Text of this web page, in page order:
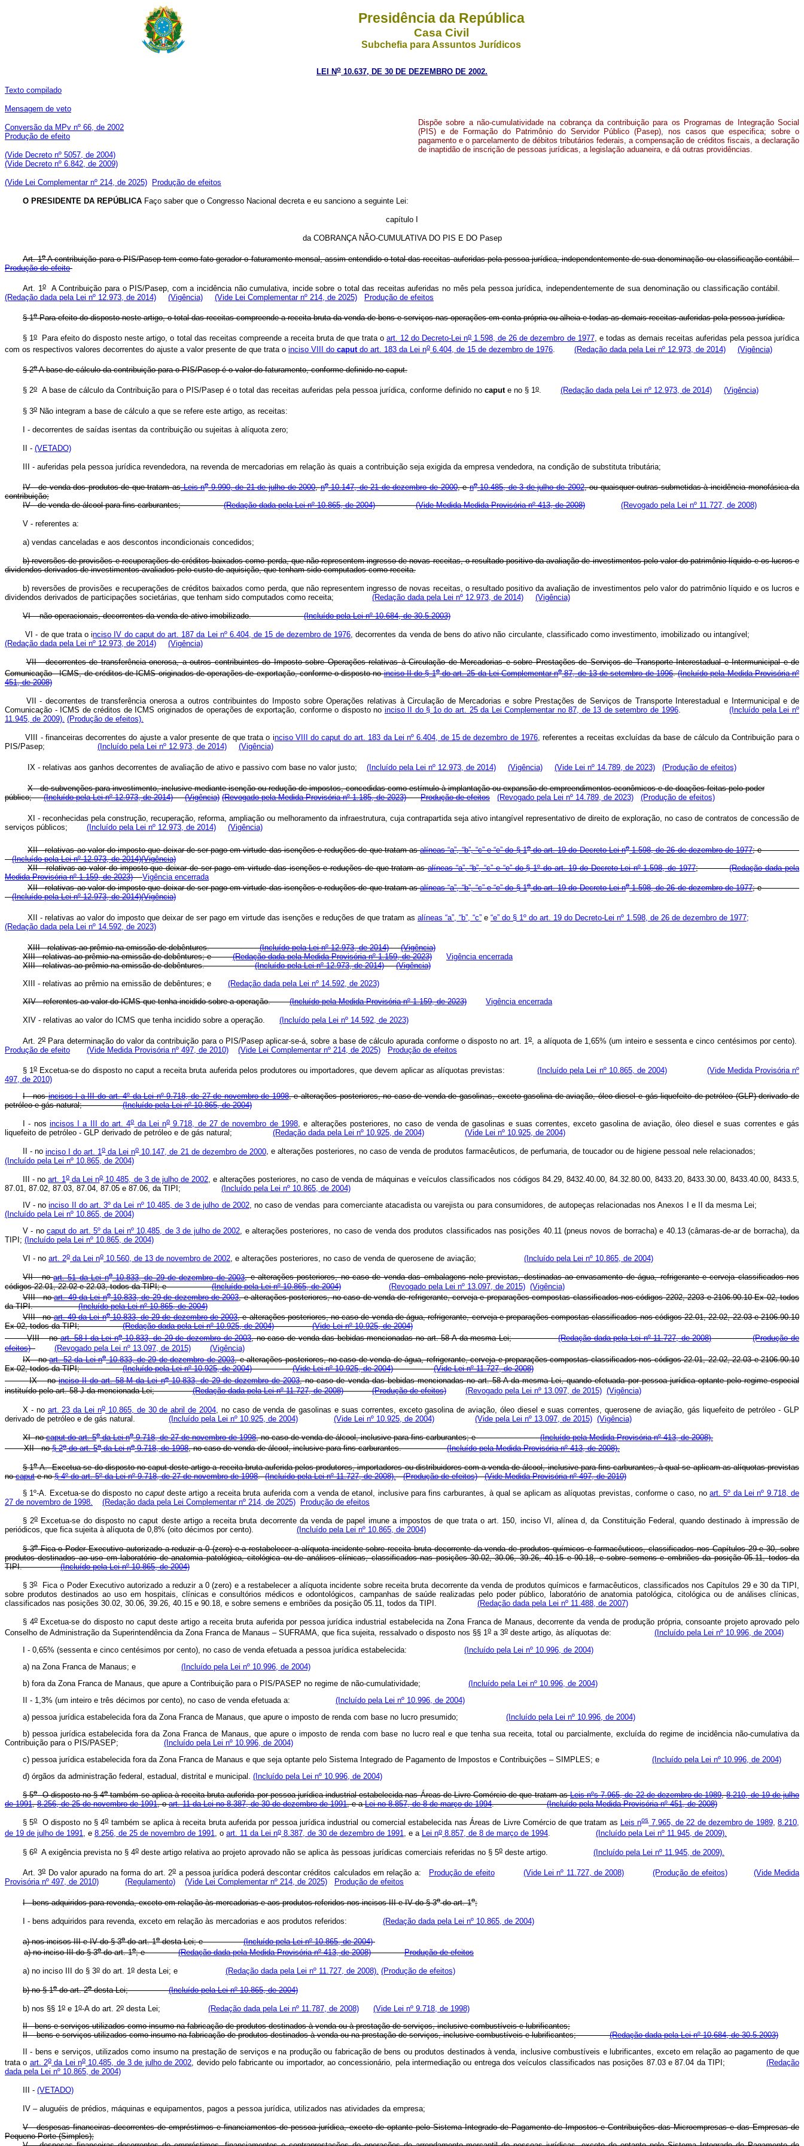
Presidência da República
Casa Civil
Subchefia para Assuntos Jurídicos
LEI No 10.637, DE 30 DE DEZEMBRO DE 2002.
Texto compilado
Mensagem de veto
Conversão da MPv nº 66, de 2002
Produção de efeito
(Vide Decreto nº 5057, de 2004)
(Vide Decreto nº 6.842, de 2009)
(Vide Lei Complementar nº 214, de 2025) Produção de efeitos
Dispõe sobre a não-cumulatividade na cobrança da contribuição para os Programas de Integração Social
(PIS) e de Formação do Patrimônio do Servidor Público (Pasep), nos casos que especifica; sobre o
pagamento e o parcelamento de débitos tributários federais, a compensação de créditos fiscais, a declaração
de inaptidão de inscrição de pessoas jurídicas, a legislação aduaneira, e dá outras providências.
O PRESIDENTE DA REPÚBLICA Faço saber que o Congresso Nacional decreta e eu sanciono a seguinte Lei:
capítulo I
da COBRANÇA NÃO-CUMULATIVA DO PIS E DO Pasep
Art. 1oA contribuição para o PIS/Pasep tem como fato gerador o faturamento mensal, assim entendido o total das receitas auferidas pela pessoa jurídica, independentemente de sua denominação ou classificação contábil.
Produção de efeito
Art. 1oA Contribuição para o PIS/Pasep, com a incidência não cumulativa, incide sobre o total das receitas auferidas no mês pela pessoa jurídica, independentemente de sua denominação ou classificação contábil.
(Redação dada pela Lei nº 12.973, de 2014)
(Vigência) (Vide Lei Complementar nº 214, de 2025) Produção de efeitos
§ 1oPara efeito do disposto neste artigo, o total das receitas compreende a receita bruta da venda de bens e serviços nas operações em conta própria ou alheia e todas as demais receitas auferidas pela pessoa jurídica.
§ 1o Para efeito do disposto neste artigo, o total das receitas compreende a receita bruta de que trata oart. 12 do Decreto-Lei no1.598, de 26 de dezembro de 1977, e todas as demais receitas auferidas pela pessoa jurídica
com os respectivos valores decorrentes do ajuste a valor presente de que trata o inciso VIII do caputdo art. 183 da Lei no 6.404, de 15 de dezembro de 1976. (Redação dada pela Lei nº 12.973, de 2014) (Vigência)
§ 2oA base de cálculo da contribuição para o PIS/Pasep é o valor do faturamento, conforme definido no caput.
§ 2o A base de cálculo da Contribuição para o PIS/Pasep é o total das receitas auferidas pela pessoa jurídica, conforme definido no capute no § 1o. (Redação dada pela Lei nº 12.973, de 2014) (Vigência)
§ 3o Não integram a base de cálculo a que se refere este artigo, as receitas:
I - decorrentes de saídas isentas da contribuição ou sujeitas à alíquota zero;
II - (VETADO)
III - auferidas pela pessoa jurídica revendedora, na revenda de mercadorias em relação às quais a contribuição seja exigida da empresa vendedora, na condição de substituta tributária;
IV - de venda dos produtos de que tratam asLeis no9.990, de 21 de julho de 2000,no10.147, de 21 de dezembro de 2000, eno10.485, de 3 de julho de 2002, ou quaisquer outras submetidas à incidência monofásica da
contribuição;
IV - de venda de álcool para fins carburantes;(Redação dada pela Lei nº 10.865, de 2004) (Vide Medida Medida Provisória nº 413, de 2008) (Revogado pela Lei nº 11.727, de 2008)
V - referentes a:
a) vendas canceladas e aos descontos incondicionais concedidos;
b) reversões de provisões e recuperações de créditos baixados como perda, que não representem ingresso de novas receitas, o resultado positivo da avaliação de investimentos pelo valor do patrimônio líquido e os lucros e
dividendos derivados de investimentos avaliados pelo custo de aquisição, que tenham sido computados como receita.
b) reversões de provisões e recuperações de créditos baixados como perda, que não representem ingresso de novas receitas, o resultado positivo da avaliação de investimentos pelo valor do patrimônio líquido e os lucros e
dividendos derivados de participações societárias, que tenham sido computados como receita; (Redação dada pela Lei nº 12.973, de 2014) (Vigência)
VI – não operacionais, decorrentes da venda de ativo imobilizado.(Incluído pela Lei nº 10.684, de 30.5.2003)
VI - de que trata o inciso IV do caput do art. 187 da Lei nº 6.404, de 15 de dezembro de 1976, decorrentes da venda de bens do ativo não circulante, classificado como investimento, imobilizado ou intangível;
(Redação dada pela Lei nº 12.973, de 2014)
(Vigência)
VII - decorrentes de transferência onerosa, a outros contribuintes do Imposto sobre Operações relativas à Circulação de Mercadorias e sobre Prestações de Serviços de Transporte Interestadual e Intermunicipal e de
Comunicação - ICMS, de créditos de ICMS originados de operações de exportação, conforme o disposto noinciso II do § 1odo art. 25 da Lei Complementar no87, de 13 de setembro de 1996.(Incluído pela Medida Provisória nº
451, de 2008)
VII - decorrentes de transferência onerosa a outros contribuintes do Imposto sobre Operações relativas à Circulação de Mercadorias e sobre Prestações de Serviços de Transporte Interestadual e Intermunicipal e de
Comunicação - ICMS de créditos de ICMS originados de operações de exportação, conforme o disposto no inciso II do § 1o do art. 25 da Lei Complementar no 87, de 13 de setembro de 1996.(Incluído pela Lei nº
11.945, de 2009). (Produção de efeitos).
VIII - financeiras decorrentes do ajuste a valor presente de que trata o inciso VIII do caput do art. 183 da Lei nº 6.404, de 15 de dezembro de 1976, referentes a receitas excluídas da base de cálculo da Contribuição para o
PIS/Pasep; (Incluído pela Lei nº 12.973, de 2014) (Vigência)
IX - relativas aos ganhos decorrentes de avaliação de ativo e passivo com base no valor justo; (Incluído pela Lei nº 12.973, de 2014) (Vigência) (Vide Lei nº 14.789, de 2023) (Produção de efeitos)
X - de subvenções para investimento, inclusive mediante isenção ou redução de impostos, concedidas como estímulo à implantação ou expansão de empreendimentos econômicos e de doações feitas pelo poder
público;(Incluído pela Lei nº 12.973, de 2014) (Vigência) (Revogado pela Medida Provisória nº 1.185, de 2023) Produção de efeitos (Revogado pela Lei nº 14.789, de 2023) (Produção de efeitos)
XI - reconhecidas pela construção, recuperação, reforma, ampliação ou melhoramento da infraestrutura, cuja contrapartida seja ativo intangível representativo de direito de exploração, no caso de contratos de concessão de
serviços públicos; (Incluído pela Lei nº 12.973, de 2014) (Vigência)
XII - relativas ao valor do imposto que deixar de ser pago em virtude das isenções e reduções de que tratam asalíneas “a”, “b”, “c” e “e” do § 1odo art. 19 do Decreto-Lei no1.598, de 26 de dezembro de 1977; e
(Incluído pela Lei nº 12.973, de 2014)(Vigência)
XII - relativas ao valor do imposto que deixar de ser pago em virtude das isenções e reduções de que tratam asalíneas “a”, “b”, “c” e “e” do § 1º do art. 19 do Decreto-Lei nº 1.598, de 1977;(Redação dada pela
Medida Provisória nº 1.159, de 2023)
Vigência encerrada
XII - relativas ao valor do imposto que deixar de ser pago em virtude das isenções e reduções de que tratam asalíneas “a”, “b”, “c” e “e” do § 1odo art. 19 do Decreto-Lei no1.598, de 26 de dezembro de 1977; e
(Incluído pela Lei nº 12.973, de 2014)(Vigência)
XII - relativas ao valor do imposto que deixar de ser pago em virtude das isenções e reduções de que tratam as alíneas “a”, “b”, “c” e “e” do § 1º do art. 19 do Decreto-Lei nº 1.598, de 26 de dezembro de 1977;
(Redação dada pela Lei nº 14.592, de 2023)
XIII - relativas ao prêmio na emissão de debêntures.(Incluído pela Lei nº 12.973, de 2014)
(Vigência)
XIII - relativas ao prêmio na emissão de debêntures; e(Redação dada pela Medida Provisória nº 1.159, de 2023)
Vigência encerrada
XIII - relativas ao prêmio na emissão de debêntures.(Incluído pela Lei nº 12.973, de 2014)
(Vigência)
XIII - relativas ao prêmio na emissão de debêntures; e (Redação dada pela Lei nº 14.592, de 2023)
XIV - referentes ao valor do ICMS que tenha incidido sobre a operação.(Incluído pela Medida Provisória nº 1.159, de 2023) Vigência encerrada
XIV - relativas ao valor do ICMS que tenha incidido sobre a operação. (Incluído pela Lei nº 14.592, de 2023)
Art. 2oPara determinação do valor da contribuição para o PIS/Pasep aplicar-se-á, sobre a base de cálculo apurada conforme o disposto no art. 1o, a alíquota de 1,65% (um inteiro e sessenta e cinco centésimos por cento).
Produção de efeito
(Vide Medida Provisória nº 497, de 2010) (Vide Lei Complementar nº 214, de 2025) Produção de efeitos
§ 1oExcetua-se do disposto no caput a receita bruta auferida pelos produtores ou importadores, que devem aplicar as alíquotas previstas:(Incluído pela Lei nº 10.865, de 2004)
(Vide Medida Provisória nº
497, de 2010)
I - nosincisos I a III do art. 4º da Lei nº 9.718, de 27 de novembro de 1998, e alterações posteriores, no caso de venda de gasolinas, exceto gasolina de aviação, óleo diesel e gás liquefeito de petróleo (GLP) derivado de
petróleo e gás natural;(Incluído pela Lei nº 10.865, de 2004)
I - nos incisos I a III do art. 4oda Lei no9.718, de 27 de novembro de 1998, e alterações posteriores, no caso de venda de gasolinas e suas correntes, exceto gasolina de aviação, óleo diesel e suas correntes e gás
liquefeito de petróleo - GLP derivado de petróleo e de gás natural; (Redação dada pela Lei nº 10.925, de 2004) (Vide Lei nº 10.925, de 2004)
II - noinciso I do art. 1oda Lei no10.147, de 21 de dezembro de 2000, e alterações posteriores, no caso de venda de produtos farmacêuticos, de perfumaria, de toucador ou de higiene pessoal nele relacionados;
(Incluído pela Lei nº 10.865, de 2004)
III - noart. 1oda Lei no10.485, de 3 de julho de 2002, e alterações posteriores, no caso de venda de máquinas e veículos classificados nos códigos 84.29, 8432.40.00, 84.32.80.00, 8433.20, 8433.30.00, 8433.40.00, 8433.5,
87.01, 87.02, 87.03, 87.04, 87.05 e 87.06, da TIPI; (Incluído pela Lei nº 10.865, de 2004)
IV - noinciso II do art. 3º da Lei nº 10.485, de 3 de julho de 2002, no caso de vendas para comerciante atacadista ou varejista ou para consumidores, de autopeças relacionadas nos Anexos I e II da mesma Lei;
(Incluído pela Lei nº 10.865, de 2004)
V - no caput do art. 5º da Lei nº 10.485, de 3 de julho de 2002, e alterações posteriores, no caso de venda dos produtos classificados nas posições 40.11 (pneus novos de borracha) e 40.13 (câmaras-de-ar de borracha), da
TIPI; (Incluído pela Lei nº 10.865, de 2004)
VI - no art. 2o da Lei no 10.560, de 13 de novembro de 2002, e alterações posteriores, no caso de venda de querosene de aviação; (Incluído pela Lei nº 10.865, de 2004)
VII - noart. 51 da Lei no10.833, de 29 de dezembro de 2003, e alterações posteriores, no caso de venda das embalagens nele previstas, destinadas ao envasamento de água, refrigerante e cerveja classificados nos
códigos 22.01, 22.02 e 22.03, todos da TIPI; e(Incluído pela Lei nº 10.865, de 2004) (Revogado pela Lei nº 13.097, de 2015) (Vigência)
VIII - noart. 49 da Lei no10.833, de 29 de dezembro de 2003, e alterações posteriores, no caso de venda de refrigerante, cerveja e preparações compostas classificados nos códigos 2202, 2203 e 2106.90.10 Ex 02, todos
da TIPI.(Incluído pela Lei nº 10.865, de 2004)
VIII - noart. 49 da Lei no10.833, de 29 de dezembro de 2003, e alterações posteriores, no caso de venda de água, refrigerante, cerveja e preparações compostas classificados nos códigos 22.01, 22.02, 22.03 e 2106.90.10
Ex 02, todos da TIPI;(Redação dada pela Lei nº 10.925, de 2004)
(Vide Lei nº 10.925, de 2004)
VIII – noart. 58-I da Lei no10.833, de 29 de dezembro de 2003, no caso de venda das bebidas mencionadas no art. 58-A da mesma Lei;(Redação dada pela Lei nº 11.727, de 2008)
(Produção de
efeitos)
(Revogado pela Lei nº 13.097, de 2015)
(Vigência)
IX - noart. 52 da Lei no10.833, de 29 de dezembro de 2003, e alterações posteriores, no caso de venda de água, refrigerante, cerveja e preparações compostas classificados nos códigos 22.01, 22.02, 22.03 e 2106.90.10
Ex 02, todos da TIPI;(Incluído pela Lei nº 10.925, de 2004) (Vide Lei nº 10.925, de 2004)
(Vide Lei nº 11.727, de 2008)
IX – noinciso II do art. 58-M da Lei no10.833, de 29 de dezembro de 2003, no caso de venda das bebidas mencionadas no art. 58-A da mesma Lei, quando efetuada por pessoa jurídica optante pelo regime especial
instituído pelo art. 58-J da mencionada Lei;(Redação dada pela Lei nº 11.727, de 2008) (Produção de efeitos) (Revogado pela Lei nº 13.097, de 2015) (Vigência)
X - no art. 23 da Lei no10.865, de 30 de abril de 2004, no caso de venda de gasolinas e suas correntes, exceto gasolina de aviação, óleo diesel e suas correntes, querosene de aviação, gás liquefeito de petróleo - GLP
derivado de petróleo e de gás natural. (Incluído pela Lei nº 10.925, de 2004) (Vide Lei nº 10.925, de 2004) (Vide pela Lei nº 13.097, de 2015) (Vigência)
XInocaput do art. 5oda Lei no9.718, de 27 de novembro de 1998, no caso de venda de álcool, inclusive para fins carburantes; e(Incluído pela Medida Provisória nº 413, de 2008).
XII - no§ 2odo art. 5oda Lei no9.718, de 1998, no caso de venda de álcool, inclusive para fins carburantes.(Incluído pela Medida Provisória nº 413, de 2008).
§ 1o-A. Excetua-se do disposto no caput deste artigo a receita bruta auferida pelos produtores, importadores ou distribuidores com a venda de álcool, inclusive para fins carburantes, à qual se aplicam as alíquotas previstas
nocapute no§ 4º do art. 5º da Lei nº 9.718, de 27 de novembro de 1998.(Incluído pela Lei nº 11.727, de 2008). (Produção de efeitos)
(Vide Medida Provisória nº 497, de 2010)
§ 1º-A. Excetua-se do disposto no caput deste artigo a receita bruta auferida com a venda de etanol, inclusive para fins carburantes, à qual se aplicam as alíquotas previstas, conforme o caso, noart. 5º da Lei nº 9.718, de
27 de novembro de 1998.
(Redação dada pela Lei Complementar nº 214, de 2025) Produção de efeitos
§ 2oExcetua-se do disposto no caput deste artigo a receita bruta decorrente da venda de papel imune a impostos de que trata o art. 150, inciso VI, alínea d, da Constituição Federal, quando destinado à impressão de
periódicos, que fica sujeita à alíquota de 0,8% (oito décimos por cento). (Incluído pela Lei nº 10.865, de 2004)
§ 3oFica o Poder Executivo autorizado a reduzir a 0 (zero) e a restabelecer a alíquota incidente sobre receita bruta decorrente da venda de produtos químicos e farmacêuticos, classificados nos Capítulos 29 e 30, sobre
produtos destinados ao uso em laboratório de anatomia patológica, citológica ou de análises clínicas, classificados nas posições 30.02, 30.06, 39.26, 40.15 e 90.18, e sobre semens e embriões da posição 05.11, todos da
TIPI.(Incluído pela Lei nº 10.865, de 2004)
§ 3oFica o Poder Executivo autorizado a reduzir a 0 (zero) e a restabelecer a alíquota incidente sobre receita bruta decorrente da venda de produtos químicos e farmacêuticos, classificados nos Capítulos 29 e 30 da TIPI,
sobre produtos destinados ao uso em hospitais, clínicas e consultórios médicos e odontológicos, campanhas de saúde realizadas pelo poder público, laboratório de anatomia patológica, citológica ou de análises clínicas,
classificados nas posições 30.02, 30.06, 39.26, 40.15 e 90.18, e sobre semens e embriões da posição 05.11, todos da TIPI. (Redação dada pela Lei nº 11.488, de 2007)
§ 4oExcetua-se do disposto no caput deste artigo a receita bruta auferida por pessoa jurídica industrial estabelecida na Zona Franca de Manaus, decorrente da venda de produção própria, consoante projeto aprovado pelo
Conselho de Administração da Superintendência da Zona Franca de Manaus – SUFRAMA, que fica sujeita, ressalvado o disposto nos §§ 1o a 3o deste artigo, às alíquotas de: (Incluído pela Lei nº 10.996, de 2004)
I - 0,65% (sessenta e cinco centésimos por cento), no caso de venda efetuada a pessoa jurídica estabelecida: (Incluído pela Lei nº 10.996, de 2004)
a) na Zona Franca de Manaus; e (Incluído pela Lei nº 10.996, de 2004)
b) fora da Zona Franca de Manaus, que apure a Contribuição para o PIS/PASEP no regime de não-cumulatividade; (Incluído pela Lei nº 10.996, de 2004)
II - 1,3% (um inteiro e três décimos por cento), no caso de venda efetuada a: (Incluído pela Lei nº 10.996, de 2004)
a) pessoa jurídica estabelecida fora da Zona Franca de Manaus, que apure o imposto de renda com base no lucro presumido; (Incluído pela Lei nº 10.996, de 2004)
b) pessoa jurídica estabelecida fora da Zona Franca de Manaus, que apure o imposto de renda com base no lucro real e que tenha sua receita, total ou parcialmente, excluída do regime de incidência não-cumulativa da
Contribuição para o PIS/PASEP; (Incluído pela Lei nº 10.996, de 2004)
c) pessoa jurídica estabelecida fora da Zona Franca de Manaus e que seja optante pelo Sistema Integrado de Pagamento de Impostos e Contribuições – SIMPLES; e (Incluído pela Lei nº 10.996, de 2004)
d) órgãos da administração federal, estadual, distrital e municipal. (Incluído pela Lei nº 10.996, de 2004)
§ 5oO disposto no § 4otambém se aplica à receita bruta auferida por pessoa jurídica industrial estabelecida nas Áreas de Livre Comércio de que tratam asLeis nºs 7.965, de 22 de dezembro de 1989,8.210, de 19 de julho
de 1991,8.256, de 25 de novembro de 1991, oart. 11 da Lei no 8.387, de 30 de dezembro de 1991, e aLei no 8.857, de 8 de março de 1994.(Incluído pela Medida Provisória nº 451, de 2008)
§ 5oO disposto no § 4otambém se aplica à receita bruta auferida por pessoa jurídica industrial ou comercial estabelecida nas Áreas de Livre Comércio de que tratam as Leis nos7.965, de 22 de dezembro de 1989,8.210,
de 19 de julho de 1991, e 8.256, de 25 de novembro de 1991, o art. 11 da Lei no 8.387, de 30 de dezembro de 1991, e a Lei no 8.857, de 8 de março de 1994. (Incluído pela Lei nº 11.945, de 2009).
§ 6o A exigência prevista no § 4o deste artigo relativa ao projeto aprovado não se aplica às pessoas jurídicas comerciais referidas no § 5o deste artigo. (Incluído pela Lei nº 11.945, de 2009).
Art. 3oDo valor apurado na forma do art. 2oa pessoa jurídica poderá descontar créditos calculados em relação a: Produção de efeito (Vide Lei nº 11.727, de 2008) (Produção de efeitos)
(Vide Medida
Provisória nº 497, de 2010)
(Regulamento) (Vide Lei Complementar nº 214, de 2025) Produção de efeitos
I - bens adquiridos para revenda, exceto em relação às mercadorias e aos produtos referidos nos incisos III e IV do § 3odo art. 1o;
I - bens adquiridos para revenda, exceto em relação às mercadorias e aos produtos referidos: (Redação dada pela Lei nº 10.865, de 2004)
a) nos incisos III e IV do § 3odo art. 1odesta Lei; e(Incluído pela Lei nº 10.865, de 2004)
a)no inciso III do § 3odo art. 1o; e(Redação dada pela Medida Provisória nº 413, de 2008) Produção de efeitos
a) no inciso III do § 3o do art. 1o desta Lei; e (Redação dada pela Lei nº 11.727, de 2008). (Produção de efeitos)
b) no § 1odo art. 2odesta Lei;(Incluído pela Lei nº 10.865, de 2004)
b) nos §§ 1o e 1o-A do art. 2o desta Lei; (Redação dada pela Lei nº 11.787, de 2008)
(Vide Lei nº 9.718, de 1998)
II - bens e serviços utilizados como insumo na fabricação de produtos destinados à venda ou à prestação de serviços, inclusive combustíveis e lubrificantes;
II – bens e serviços utilizados como insumo na fabricação de produtos destinados à venda ou na prestação de serviços, inclusive combustíveis e lubrificantes;(Redação dada pela Lei nº 10.684, de 30.5.2003)
II - bens e serviços, utilizados como insumo na prestação de serviços e na produção ou fabricação de bens ou produtos destinados à venda, inclusive combustíveis e lubrificantes, exceto em relação ao pagamento de que
trata o art. 2oda Lei no10.485, de 3 de julho de 2002 , devido pelo fabricante ou importador, ao concessionário, pela intermediação ou entrega dos veículos classificados nas posições 87.03 e 87.04 da TIPI;(Redação
dada pela Lei nº 10.865, de 2004)
III - (VETADO)
IV – aluguéis de prédios, máquinas e equipamentos, pagos a pessoa jurídica, utilizados nas atividades da empresa;
V - despesas financeiras decorrentes de empréstimos e financiamentos de pessoa jurídica, exceto de optante pelo Sistema Integrado de Pagamento de Impostos e Contribuições das Microempresas e das Empresas de
Pequeno Porte (Simples);